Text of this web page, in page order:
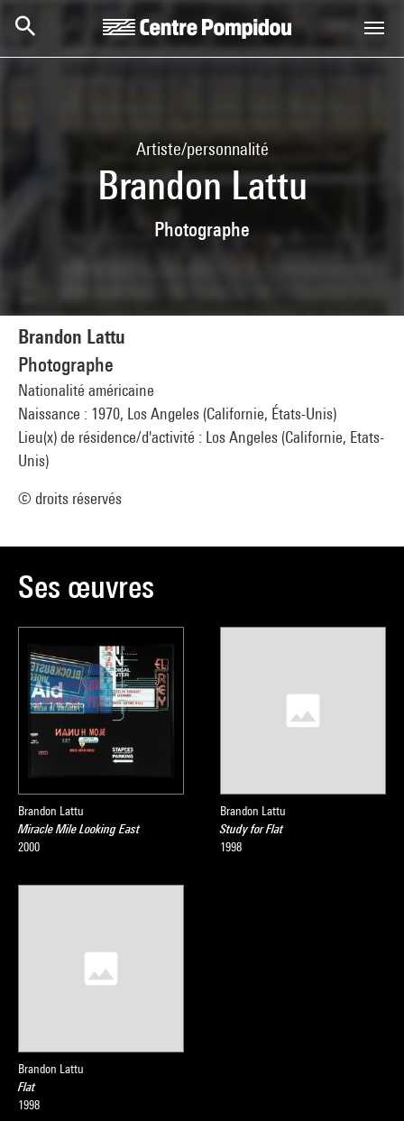
Artiste/personnalité
Brandon Lattu
Photographe
Brandon Lattu
Photographe
Nationalité américaine
Naissance : 1970, Los Angeles (Californie, États-Unis)
Lieu(x) de résidence/d'activité : Los Angeles (Californie, Etats-
Unis)
© droits réservés
Ses œuvres
Brandon Lattu
Miracle Mile Looking East
2000
Brandon Lattu
Study for Flat
1998
Brandon Lattu
Flat
1998